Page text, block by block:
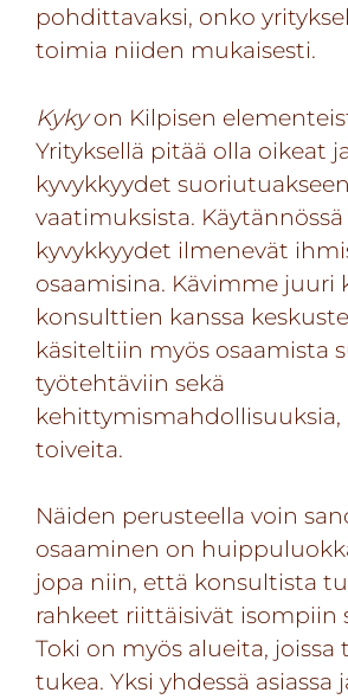
pohdittavaksi, onko
toimia niiden mukaisesti.
Kykyon Kilpisen
Yrityksellä pitää olla oikeat
kyvykkyydet
vaatimuksista.
kyvykkyydet ilmenevät
osaamisina. Kävimme juuri
konsulttien kanssa
käsiteltiin myös osaamista
työtehtäviin sekä
kehittymismahdollisuuksia,
toiveita.
Näiden perusteella voin
osaaminen on
jopa niin, että konsultista
rahkeet riittäisivät isompiin
Toki on myös alueita, joissa
tukea. Yksi yhdessä asiassa